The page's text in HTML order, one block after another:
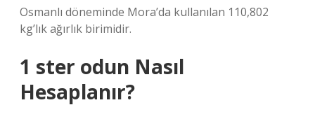
Osmanlı döneminde Mora’da kullanılan 110,802
kg’lık ağırlık birimidir.
1 ster odun Nasıl
Hesaplanır?